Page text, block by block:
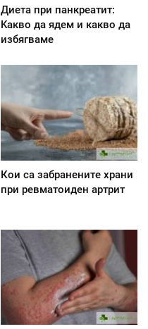
Диета при панкреатит:
Kакво да ядем и какво да
избягваме
Кои са забранените храни
при ревматоиден артрит